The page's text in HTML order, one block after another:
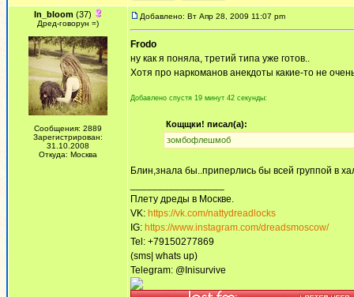
In_bloom(37)
Дред-говорун =)
Сообщения: 2889
Зарегистрирован:
31.10.2008
Откуда: Москва
Добавлено: Вт Апр 28, 2009 11:07 pm
Frodo
ну как я поняла, третий типа уже готов..
Хотя про наркоманов анекдоты какие-то не
Добавлено спустя 19 минут 42 секунды:
Кощщки! писал(а):
зомбофлешмоб
Блин,знала бы..приперлись бы всей группой в
Плету дреды в Москве.
VK: https://vk.com/nattydreadlocks
IG: https://www.instagram.com/dreadsmoscow/
Tel: +79150277869
(sms| whats up)
Telegram: @Inisurvive